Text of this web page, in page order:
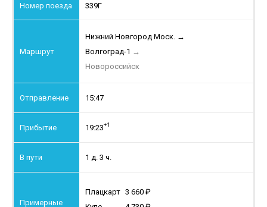
339Г
Нижний Новгород Моск. →
Волгоград-1 →
Новороссийск
15:47
19:23+1
1 д. 3 ч.
Плацкарт 3 660